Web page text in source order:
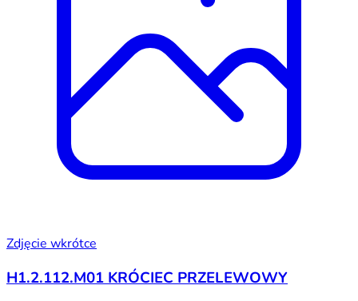
Zdjęcie wkrótce
H1.2.112.M01 KRÓCIEC PRZELEWOWY